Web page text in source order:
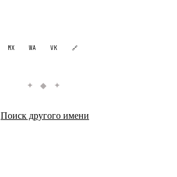
MX WA VK 🔗
✦ ◆ ✦
Поиск другого имени